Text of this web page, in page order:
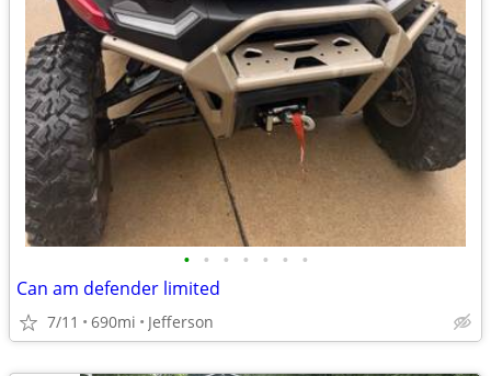
• • • • • • •
Can am defender limited
7/11 690mi Jefferson